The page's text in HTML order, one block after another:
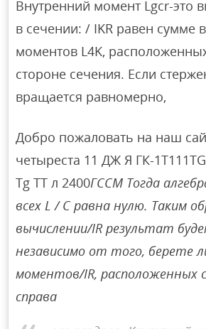
Внутренний момент Lgcr-это
в сечении: / IKR равен сумме
моментов L4K,
стороне сечения. Если
вращается равномерно,
Добро пожаловать на наш
четыреста 11 ДЖ Я ГК-
Tg ТТ л 2400ГССМ Тогда
всех L / C равна нулю. Таким
вычислении/IR результат
независимо от того, берете
моментов/IR, расположенных
справа